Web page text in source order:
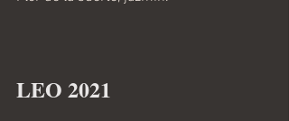
LEO 2021